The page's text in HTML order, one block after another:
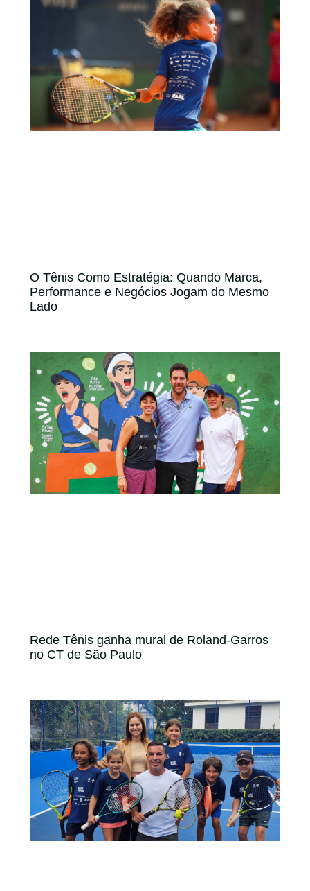
O Tênis Como Estratégia: Quando Marca,
Performance e Negócios Jogam do Mesmo
Lado
Rede Tênis ganha mural de Roland-Garros
no CT de São Paulo